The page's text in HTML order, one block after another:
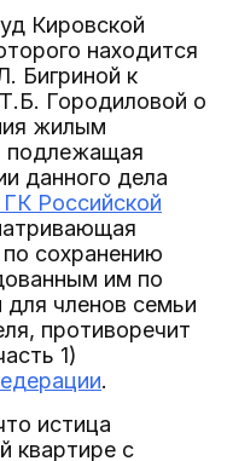
Кировской
находится
Бигриной к
Городиловой о
жилым
подлежащая
данного дела
Российской
сохранению
им по
членов семьи
противоречит
1)
.
истица
квартире с